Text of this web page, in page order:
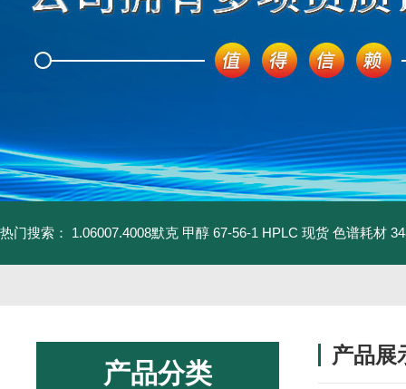
热门搜索： 1.06007.4008默克 甲醇 67-56-1 HPLC 现货 色谱耗材
产品分类
产品展